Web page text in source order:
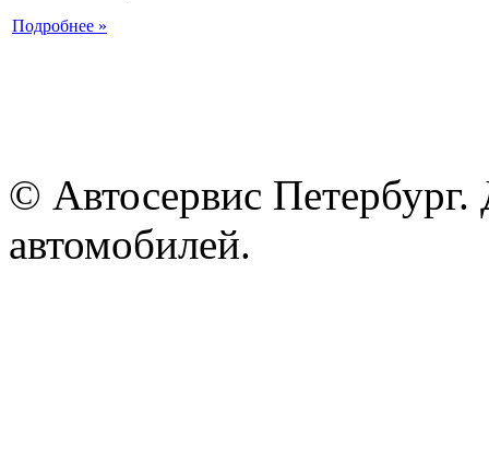
Подробнее »
© Автосервис
автомобилей.